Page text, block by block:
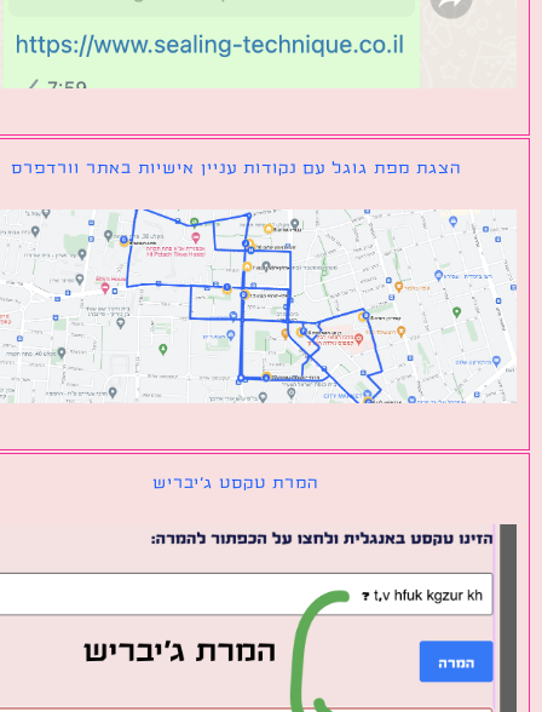
הצגת מפת גוגל עם נקודות עניין אישיות באתר וורדפרס
המרת טקסט ג׳יבריש